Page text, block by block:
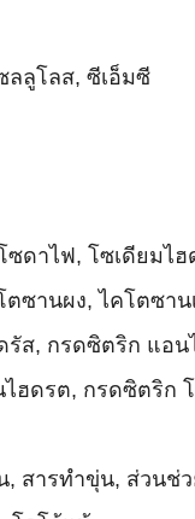
ลลูโลส, ซีเอ็มซี
ซดาไฟ, โซเดียมไ
ตซานผง, ไคโตซาน
รัส, กรดซิตริก แอ
ฮดรต, กรดซิตริก
น, สารทำขุ่น, ส่วนช่